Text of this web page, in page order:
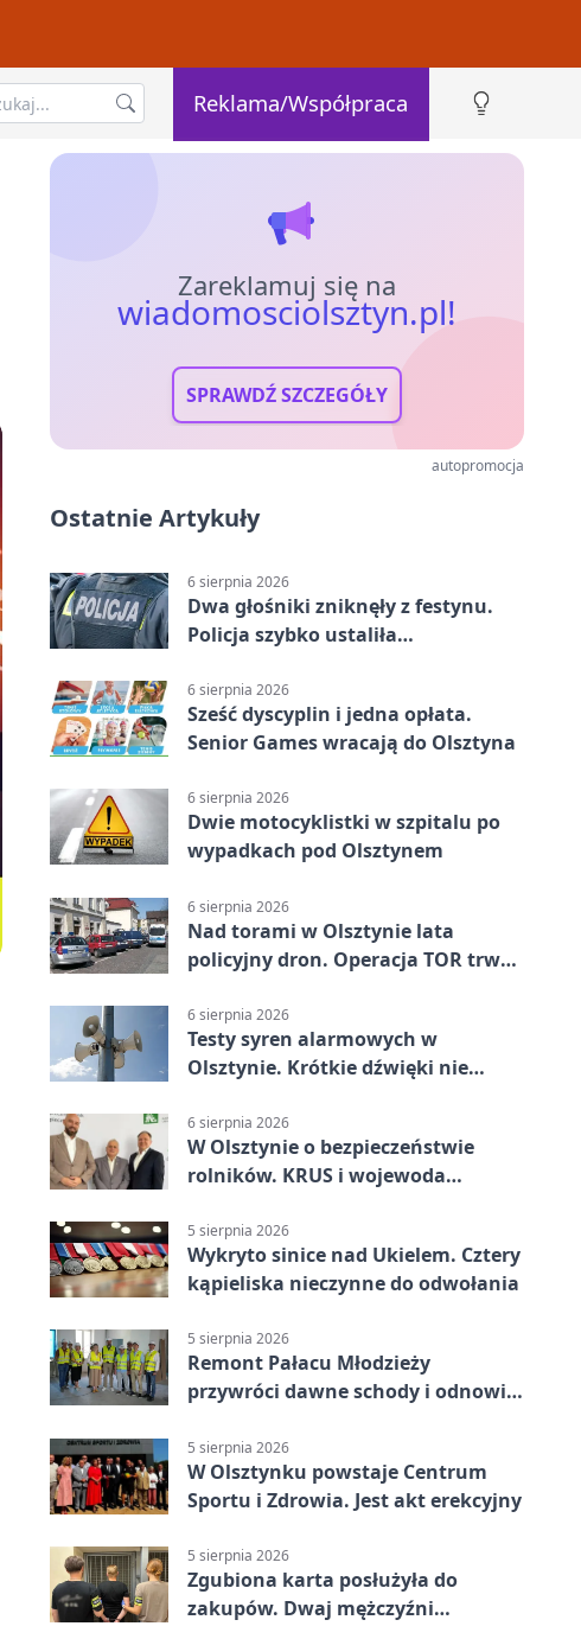
Reklama/Współpraca
Zareklamuj się na
wiadomosciolsztyn.pl!
SPRAWDŹ SZCZEGÓŁY
autopromocja
Ostatnie Artykuły
6 sierpnia 2026
Dwa głośniki zniknęły z festynu.
Policja szybko ustaliła
6 sierpnia 2026
Sześć dyscyplin i jedna opłata.
Senior Games wracają do Olsztyna
6 sierpnia 2026
Dwie motocyklistki w szpitalu po
wypadkach pod Olsztynem
6 sierpnia 2026
Nad torami w Olsztynie lata
policyjny dron. Operacja TOR trwa
6 sierpnia 2026
Testy syren alarmowych w
Olsztynie. Krótkie dźwięki nie
6 sierpnia 2026
W Olsztynie o bezpieczeństwie
rolników. KRUS i wojewoda
5 sierpnia 2026
Wykryto sinice nad Ukielem. Cztery
kąpieliska nieczynne do odwołania
5 sierpnia 2026
Remont Pałacu Młodzieży
przywróci dawne schody i odnowi
5 sierpnia 2026
W Olsztynku powstaje Centrum
Sportu i Zdrowia. Jest akt erekcyjny
5 sierpnia 2026
Zgubiona karta posłużyła do
zakupów. Dwaj mężczyźni